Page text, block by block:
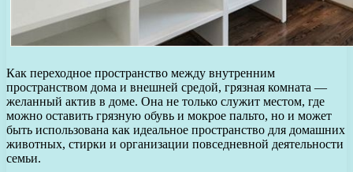
Как переходное пространство между внутренним
пространством дома и внешней средой, грязная комната —
желанный актив в доме. Она не только служит местом, где
можно оставить грязную обувь и мокрое пальто, но и может
быть использована как идеальное пространство для домашних
животных, стирки и организации повседневной деятельности
семьи.